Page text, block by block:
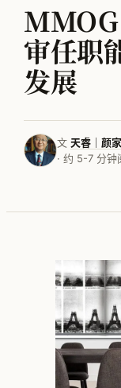
信息化顶层规划
物流培训
全部案例
按行业看 · 家电
按行业看 · 快销品
按行业看 ·
按行业看 · 工程
按行业看 · 汽车
审任职
发展
文 天睿｜颜
· 约 5-7 分钟